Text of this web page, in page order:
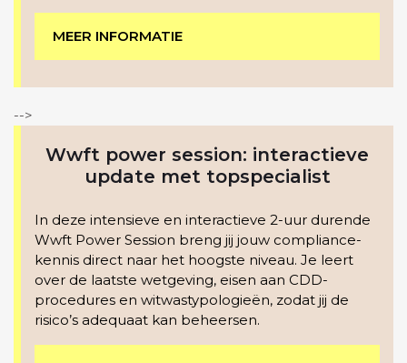
MEER INFORMATIE
-->
Wwft power session: interactieve
update met topspecialist
In deze intensieve en interactieve 2-uur durende
Wwft Power Session breng jij jouw compliance-
kennis direct naar het hoogste niveau. Je leert
over de laatste wetgeving, eisen aan CDD-
procedures en witwastypologieën, zodat jij de
risico’s adequaat kan beheersen.